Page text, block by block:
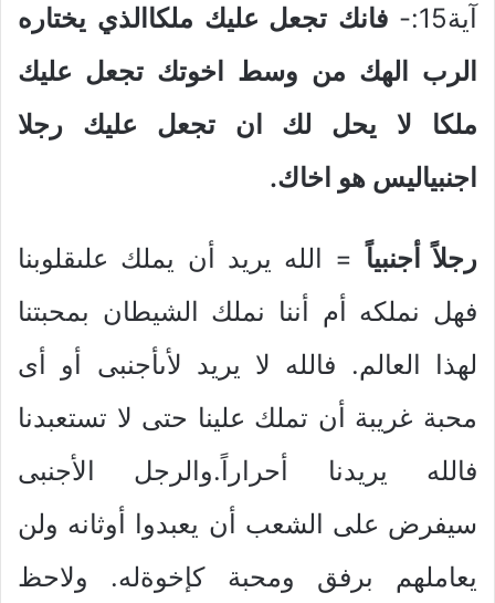
آية15:-
فانك تجعل عليك ملكاالذي يختاره
الرب الهك من وسط اخوتك تجعل عليك
ملكا لا يحل لك ان تجعل عليك رجلا
اجنبياليس هو اخاك.
رجلاً أجنبياً = الله يريد أن يملك علىقلوبنا
فهل نملكه أم أننا نملك الشيطان بمحبتنا
لهذا العالم. فالله لا يريد لأىأجنبى أو أى
محبة غريبة أن تملك علينا حتى لا تستعبدنا
فالله يريدنا أحراراً.والرجل الأجنبى
سيفرض على الشعب أن يعبدوا أوثانه ولن
يعاملهم برفق ومحبة كإخوةله. ولاحظ